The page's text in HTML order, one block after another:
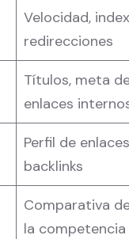
Velocidad,
redirecciones
Títulos, meta
enlaces
Perfil de
backlinks
Comparativa
la competencia